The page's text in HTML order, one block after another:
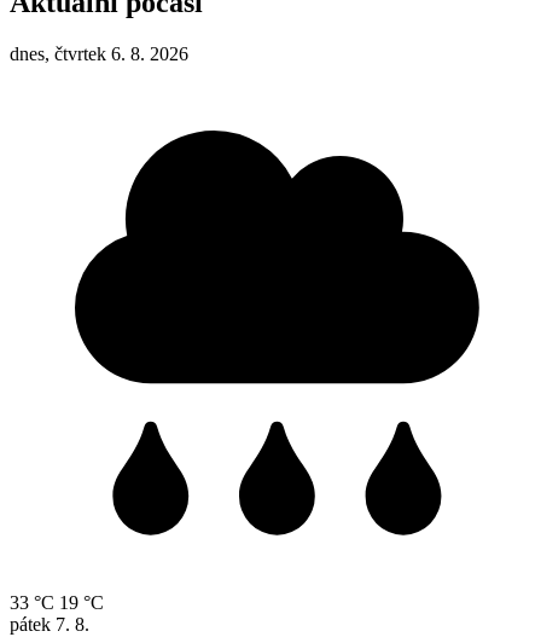
dnes, čtvrtek 6. 8. 2026
33 °C 19 °C
pátek 7. 8.